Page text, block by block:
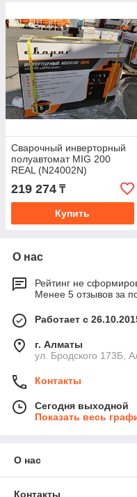
Сварочный инверторный
полуавтомат MIG 200
REAL (N24002N)
219 274 ₸
Купить
О нас
Рейтинг не
Менее 5 отзывов за
Работает с
г. Алматы
ул. Бродского 173Б,
Контакты
Сегодня выходной
Показать весь
О нас
Контакты